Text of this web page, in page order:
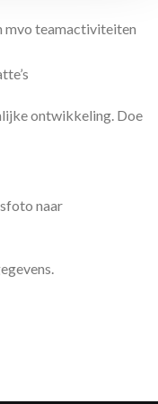
mvo teamactiviteiten
ontwikkeling. Doe
naar